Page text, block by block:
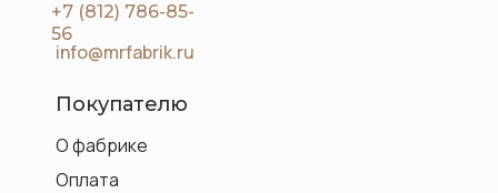
Оплата
О фабрике
Покупателю
+7 (812) 786-85-
56
info@mrfabrik.ru